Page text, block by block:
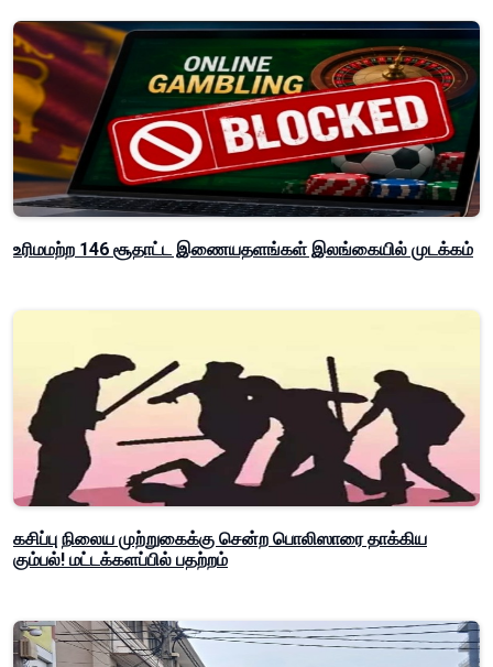
உரிமமற்ற 146 சூதாட்ட இணையதளங்கள் இலங்கையில் முடக்கம்
கசிப்பு நிலைய முற்றுகைக்கு சென்ற பொலிஸாரை தாக்கிய
கும்பல்! மட்டக்களப்பில் பதற்றம்